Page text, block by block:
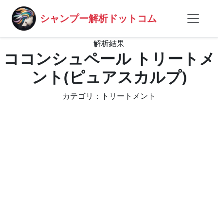
シャンプー解析ドットコム
解析結果
ココンシュペール トリートメ
ント(ピュアスカルプ)
カテゴリ：トリートメント